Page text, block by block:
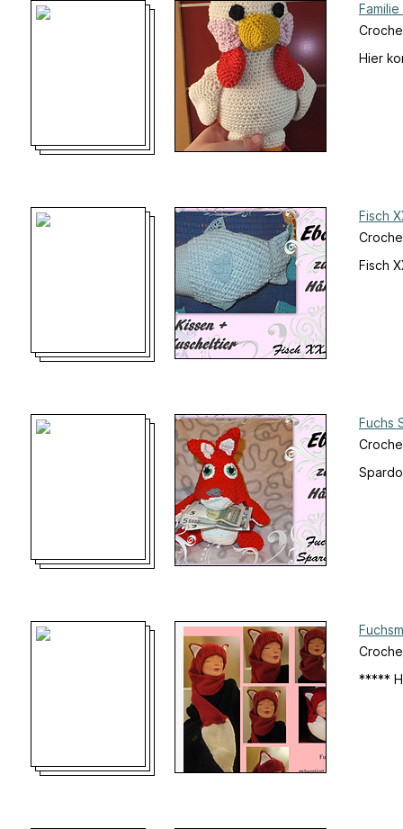
Hier
Fisch
Fisch
Fuchs
*****